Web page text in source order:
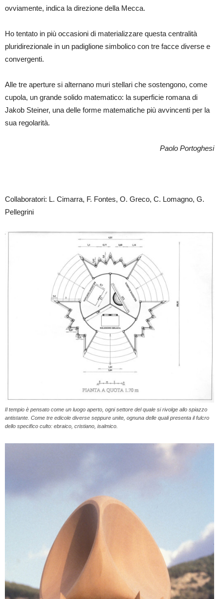
ovviamente, indica la direzione della Mecca.
Ho tentato in più occasioni di materializzare questa centralità
pluridirezionale in un padiglione simbolico con tre facce diverse e
convergenti.
Alle tre aperture si alternano muri stellari che sostengono, come
cupola, un grande solido matematico: la superficie romana di
Jakob Steiner, una delle forme matematiche più avvincenti per la
sua regolarità.
Paolo Portoghesi
Collaboratori: L. Cimarra, F. Fontes, O. Greco, C. Lomagno, G.
Pellegrini
Il tempio è pensato come un luogo aperto, ogni settore del quale si rivolge allo spiazzo
antistante. Come tre edicole diverse seppure unite, ognuna delle quali presenta il fulcro
dello specifico culto: ebraico, cristiano, isalmico.